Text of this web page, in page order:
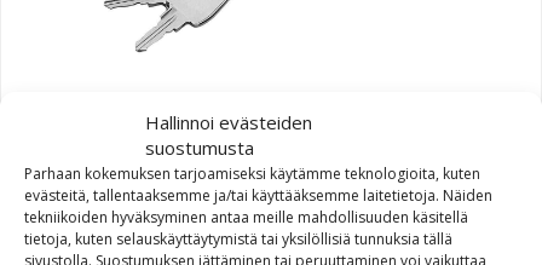
Hallinnoi evästeiden
suostumusta
Parhaan kokemuksen tarjoamiseksi käytämme teknologioita, kuten
evästeitä, tallentaaksemme ja/tai käyttääksemme laitetietoja. Näiden
tekniikoiden hyväksyminen antaa meille mahdollisuuden käsitellä
tietoja, kuten selauskäyttäytymistä tai yksilöllisiä tunnuksia tällä
sivustolla. Suostumuksen jättäminen tai peruuttaminen voi vaikuttaa
Harley-Davidson Bar &
Shield Self-Locking Fuel
Cap
97,64€